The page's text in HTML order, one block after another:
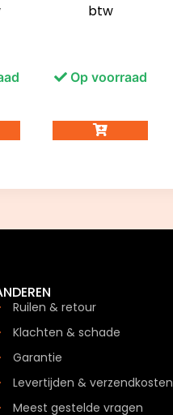
btw
Op voorraad
Ruilen & retour
Klachten & schade
Garantie
Levertijden & verzendkosten
Meest gestelde vragen